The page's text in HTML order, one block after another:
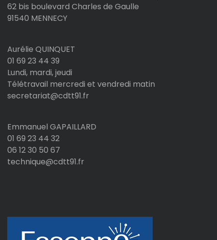
62 bis boulevard Charles de Gaulle
91540 MENNECY
Aurélie QUINQUET
01 69 23 44 39
Lundi, mardi, jeudi
Télétravail mercredi et vendredi matin
secretariat@cdtt91.fr
Emmanuel GAPAILLARD
01 69 23 44 32
06 12 30 50 67
technique@cdtt91.fr